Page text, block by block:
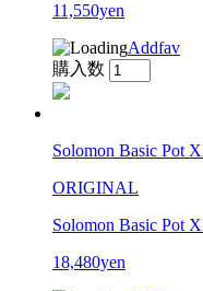
11,550yen
Addfav
購入数
Solomon Basic Pot
ORIGINAL
Solomon Basic Pot
18,480yen